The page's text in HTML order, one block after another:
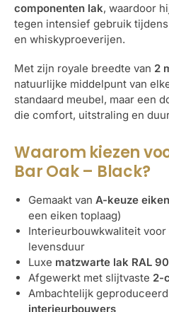
componenten lak, waardoor
tegen intensief gebruik
en whiskyproeverijen.
Met zijn royale breedte van 2
natuurlijke middelpunt van
standaard meubel, maar een
die comfort, uitstraling en
Waarom kiezen
Bar Oak – Black?
Gemaakt van A-keuze eiken
een eiken toplaag)
Interieurbouwkwaliteit
levensduur
Luxe matzwarte lak RAL
Afgewerkt met slijtvaste 2-
Ambachtelijk
interieurbouwers